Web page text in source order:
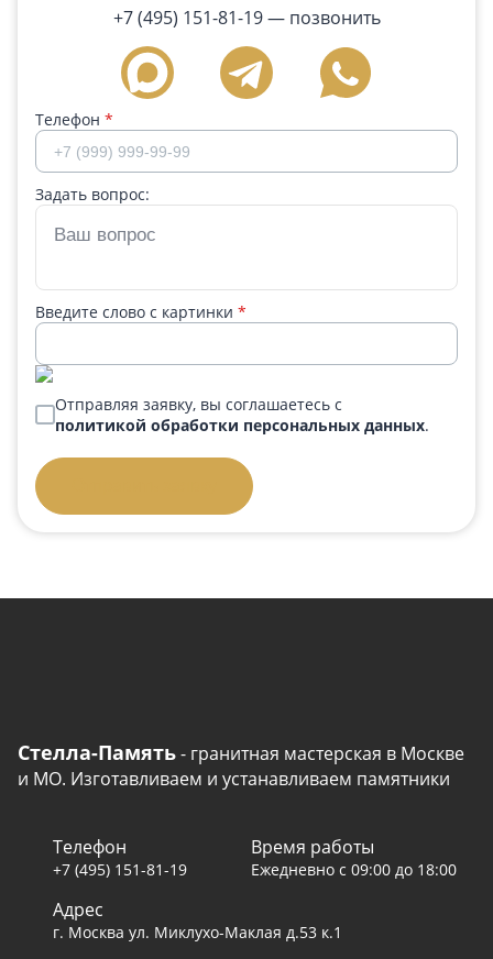
+7 (495) 151-81-19— позвонить
Телефон *
Задать вопрос:
Введите слово с картинки *
Отправляя заявку, вы соглашаетесь с
политикой обработки персональных данных.
Стелла-Память- гранитная мастерская в Москве
и МО. Изготавливаем и устанавливаем памятники
Телефон
+7 (495) 151-81-19
Время работы
Ежедневно с 09:00 до 18:00
Адрес
г. Москва ул. Миклухо-Маклая д.53 к.1